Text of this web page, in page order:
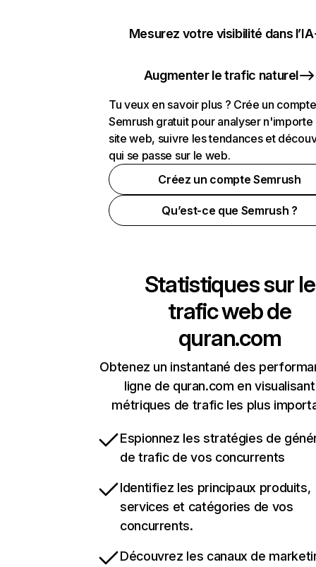
Mesurez votre visibilité dans l’IA
Augmenter le trafic naturel
Tu veux en savoir plus ? Crée un compte
Semrush gratuit pour analyser n'importe
site web, suivre les tendances et
qui se passe sur le web.
Créez un compte Semrush
Qu’est-ce que Semrush ?
Statistiques sur le
trafic web de
quran.com
Obtenez un instantané des
ligne de quran.com en
métriques de trafic les plus
Espionnez les stratégies de
de trafic de vos concurrents
Identifiez les principaux produits,
services et catégories de vos
concurrents.
Découvrez les canaux de